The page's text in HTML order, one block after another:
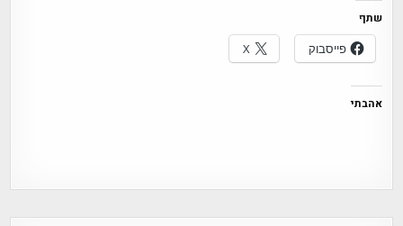
שתף
פייסבוק
X
אהבתי